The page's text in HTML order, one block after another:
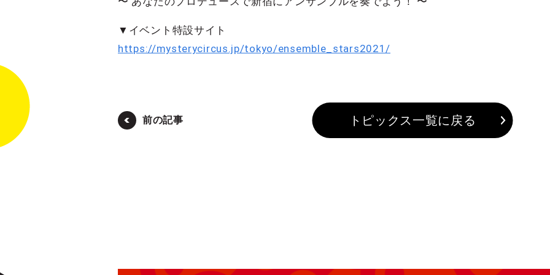
▼イベント特設サイト
https://mysterycircus.jp/tokyo/ensemble_stars2021/
前の記事 トピックス一覧に戻る